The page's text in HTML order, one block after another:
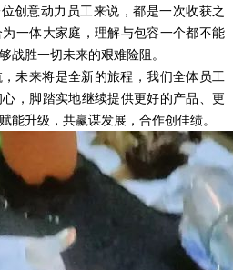
创意动力员工来说，都是一次收获之
一体大家庭，理解与包容一个都不能
战胜一切未来的艰难险阻。
未来将是全新的旅程，我们全体员工
，脚踏实地继续提供更好的产品、更
能升级，共赢谋发展，合作创佳绩。